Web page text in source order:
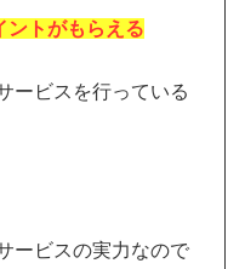
トがもらえる
ービスを行っている
ービスの実力なので